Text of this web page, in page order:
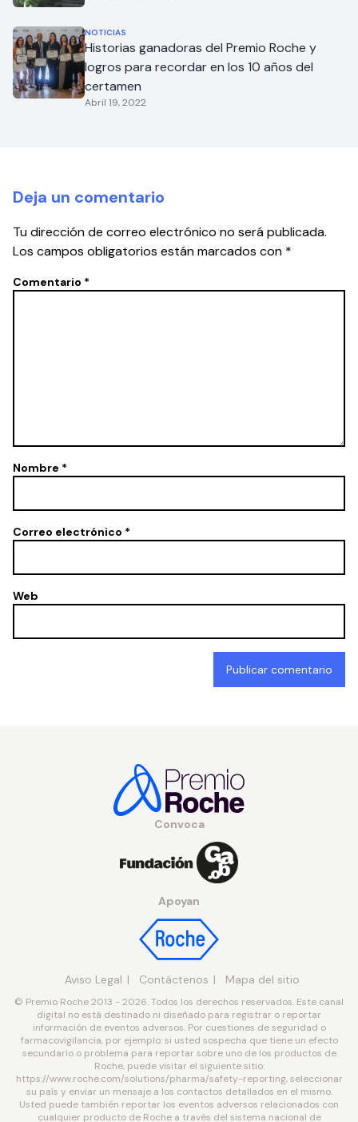
NOTICIAS
Historias ganadoras del Premio Roche y
logros para recordar en los 10 años del
certamen
Abril 19, 2022
Deja un comentario
Tu dirección de correo electrónico no será publicada.
Los campos obligatorios están marcados con *
Comentario *
Nombre *
Correo electrónico *
Web
Convoca
Apoyan
Aviso Legal Contáctenos Mapa del sitio
© Premio Roche 2013 - 2026. Todos los derechos reservados. Este canal
digital no está destinado ni diseñado para registrar o reportar
información de eventos adversos. Por cuestiones de seguridad o
farmacovigilancia, por ejemplo: si usted sospecha que tiene un efecto
secundario o problema para reportar sobre uno de los productos de
Roche, puede visitar el siguiente sitio:
https://www.roche.com/solutions/pharma/safety-reporting, seleccionar
su país y enviar un mensaje a los contactos detallados en el mismo.
Usted puede también reportar los eventos adversos relacionados con
cualquier producto de Roche a través del sistema nacional de